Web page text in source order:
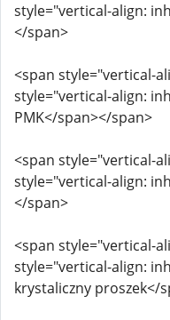
style="vertical-align:
</span>
<span style="vertical-
style="vertical-align:
PMK</span></span>
<span style="vertical-
style="vertical-align:
</span>
<span style="vertical-
style="vertical-align:
krystaliczny proszek</